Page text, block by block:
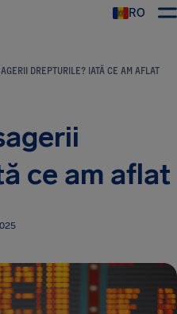
RO
DREPTURILE? IATĂ CE AM AFLAT
ce am aflat